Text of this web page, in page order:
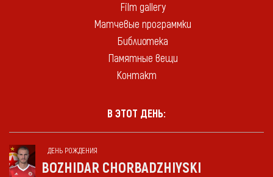
Film gallery
Матчевые программки
Библиотека
Памятные вещи
Контакт
В ЭТОТ ДЕНЬ:
ДЕНЬ РОЖДЕНИЯ
BOZHIDAR CHORBADZHIYSKI